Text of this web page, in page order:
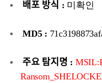
배포 방식 : 미확인
MD5 :
주요 탐지명 :